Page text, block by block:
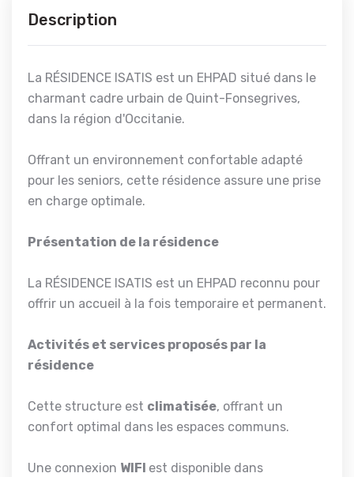
Description
La RÉSIDENCE ISATIS est un EHPAD situé dans le
charmant cadre urbain de Quint-Fonsegrives,
dans la région d'Occitanie.
Offrant un environnement confortable adapté
pour les seniors, cette résidence assure une prise
en charge optimale.
Présentation de la résidence
La RÉSIDENCE ISATIS est un EHPAD reconnu pour
offrir un accueil à la fois temporaire et permanent.
Activités et services proposés par la
résidence
Cette structure est climatisée, offrant un
confort optimal dans les espaces communs.
Une connexion WIFI est disponible dans